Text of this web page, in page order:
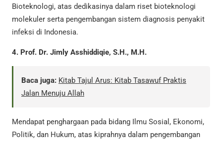
Bioteknologi, atas dedikasinya dalam riset bioteknologi
molekuler serta pengembangan sistem diagnosis penyakit
infeksi di Indonesia.
4. Prof. Dr. Jimly Asshiddiqie, S.H., M.H.
Baca juga: Kitab Tajul Arus: Kitab Tasawuf Praktis
Jalan Menuju Allah
Mendapat penghargaan pada bidang Ilmu Sosial, Ekonomi,
Politik, dan Hukum, atas kiprahnya dalam pengembangan